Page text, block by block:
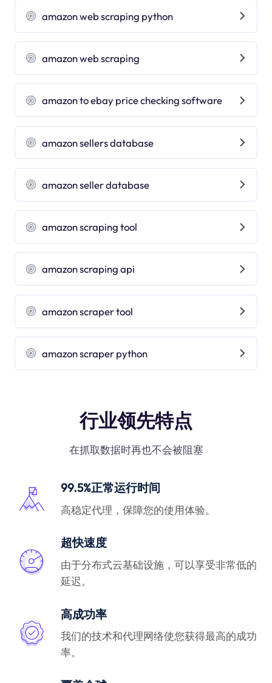
amazon web scraping python
amazon web scraping
amazon to ebay price checking software
amazon sellers database
amazon seller database
amazon scraping tool
amazon scraping api
amazon scraper tool
amazon scraper python
行业领先特点
在抓取数据时再也不会被阻塞
99.5%正常运行时间
高稳定代理，保障您的使用体验。
超快速度
由于分布式云基础设施，可以享受非常低的
延迟。
高成功率
我们的技术和代理网络使您获得最高的成功
率。